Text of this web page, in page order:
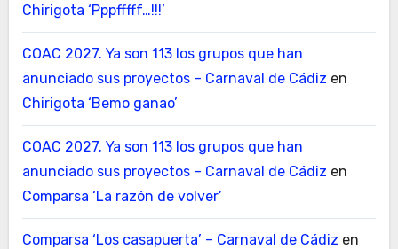
Chirigota ‘Pppfffff…!!!’
COAC 2027. Ya son 113 los grupos que han
anunciado sus proyectos – Carnaval de Cádiz en
Chirigota ‘Bemo ganao’
COAC 2027. Ya son 113 los grupos que han
anunciado sus proyectos – Carnaval de Cádiz en
Comparsa ‘La razón de volver’
Comparsa ‘Los casapuerta’ – Carnaval de Cádiz en